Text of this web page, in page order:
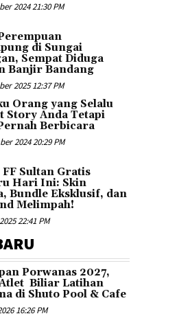
2024 21:30 PM
di Sungai
Sempat Diduga
Banjir Bandang
2025 12:37 PM
Orang yang Selalu
Story Anda Tetapi
Berbicara
2024 20:29 PM
FF Sultan Gratis
Hari Ini: Skin
Bundle Eksklusif, dan
Melimpah!
22:41 PM
Porwanas 2027,
Biliar Latihan
di Shuto Pool & Cafe
16:26 PM